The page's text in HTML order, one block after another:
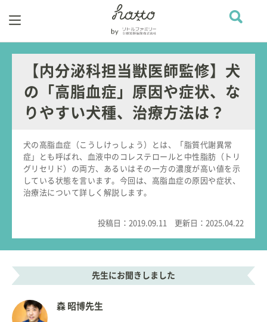
【内分泌科担当獣医師監修】犬
の「高脂血症」原因や症状、な
りやすい犬種、治療方法は？
犬の高脂血症（こうしけっしょう）とは、「脂質代謝異常
症」とも呼ばれ、血液中のコレステロールと中性脂肪（トリ
グリセリド）の両方、あるいはその一方の濃度が高い値を示
している状態を言います。今回は、高脂血症の原因や症状、
治療法について詳しく解説します。
投稿日：2019.09.11 更新日：2025.04.22
先生にお聞きしました
森 昭博先生